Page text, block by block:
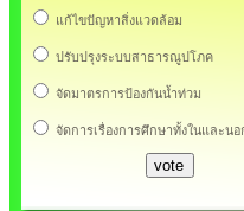
แก้ไขปัญหาสิ่งแวดล้อม
ปรับปรุงระบบสาธารณูปโภค
จัดมาตรการป้องกันน้ำท่วม
จัดการเรื่องการศึกษาทั้งในและนอ